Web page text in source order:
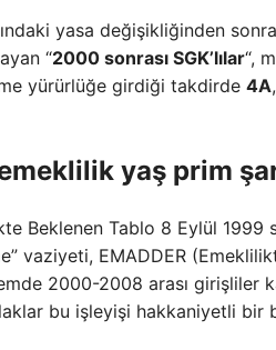
yasa değişikliğinden
“2000 sonrası SGK’lılar“,
yürürlüğe girdiği takdirde 4A,
yaş prim
Beklenen Tablo 8 Eylül
vaziyeti, EMADDER
2000-2008 arası girişliler
bu işleyişi hakkaniyetli bir